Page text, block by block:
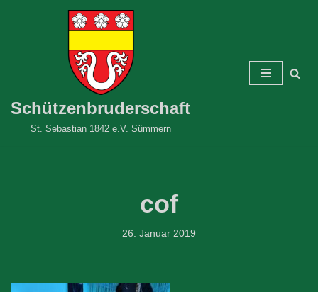
Schützenbruderschaft
St. Sebastian 1842 e.V. Sümmern
cof
26. Januar 2019